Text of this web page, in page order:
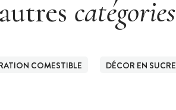
catégories
COMESTIBLE DÉCOR EN SUCRE